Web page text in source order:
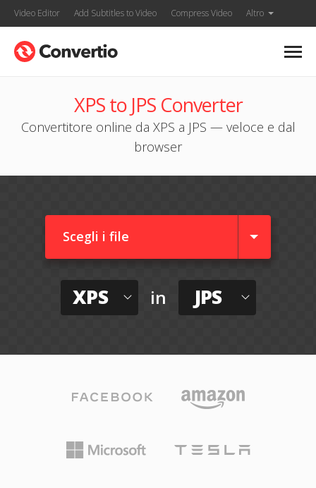
Video Editor Add Subtitles to Video Compress Video Altro
XPS to JPS Converter
Convertitore online da XPS a JPS — veloce e dal
browser
Scegli i file
XPS in JPS